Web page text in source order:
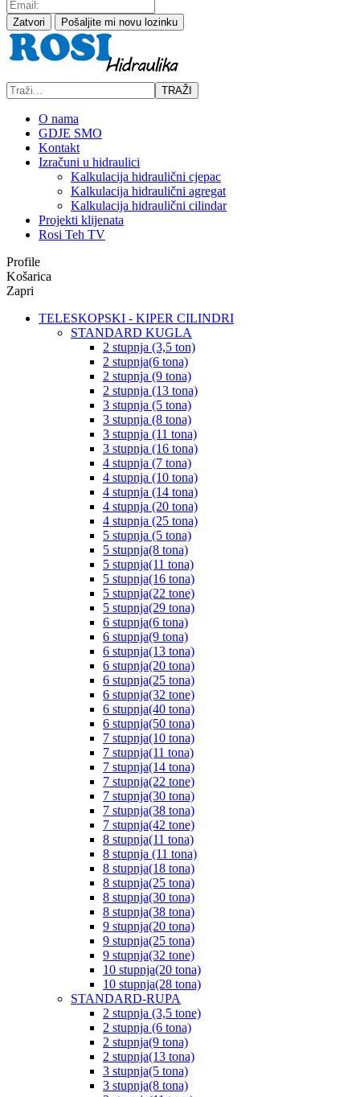
Zatvori Pošaljite mi novu lozinku
TRAŽI
O nama
GDJE SMO
Kontakt
Izračuni u hidraulici
Kalkulacija hidraulični cjepac
Kalkulacija hidraulični agregat
Kalkulacija hidraulični cilindar
Projekti klijenata
Rosi Teh TV
Profile
Košarica
Zapri
TELESKOPSKI - KIPER CILINDRI
STANDARD KUGLA
2 stupnja (3,5 ton)
2 stupnja(6 tona)
2 stupnja (9 tona)
2 stupnja (13 tona)
3 stupnja (5 tona)
3 stupnja (8 tona)
3 stupnja (11 tona)
3 stupnja (16 tona)
4 stupnja (7 tona)
4 stupnja (10 tona)
4 stupnja (14 tona)
4 stupnja (20 tona)
4 stupnja (25 tona)
5 stupnja (5 tona)
5 stupnja(8 tona)
5 stupnja(11 tona)
5 stupnja(16 tona)
5 stupnja(22 tone)
5 stupnja(29 tona)
6 stupnja(6 tona)
6 stupnja(9 tona)
6 stupnja(13 tona)
6 stupnja(20 tona)
6 stupnja(25 tona)
6 stupnja(32 tone)
6 stupnja(40 tona)
6 stupnja(50 tona)
7 stupnja(10 tona)
7 stupnja(11 tona)
7 stupnja(14 tona)
7 stupnja(22 tone)
7 stupnja(30 tona)
7 stupnja(38 tona)
7 stupnja(42 tone)
8 stupnja(11 tona)
8 stupnja (11 tona)
8 stupnja(18 tona)
8 stupnja(25 tona)
8 stupnja(30 tona)
8 stupnja(38 tona)
9 stupnja(20 tona)
9 stupnja(25 tona)
9 stupnja(32 tone)
10 stupnja(20 tona)
10 stupnja(28 tona)
STANDARD-RUPA
2 stupnja (3,5 tone)
2 stupnja (6 tona)
2 stupnja(9 tona)
2 stupnja(13 tona)
3 stupnja(5 tona)
3 stupnja(8 tona)